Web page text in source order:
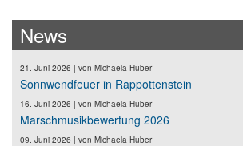
News
21. Juni 2026 | von Michaela Huber
Sonnwendfeuer in Rappottenstein
16. Juni 2026 | von Michaela Huber
Marschmusikbewertung 2026
09. Juni 2026 | von Michaela Huber